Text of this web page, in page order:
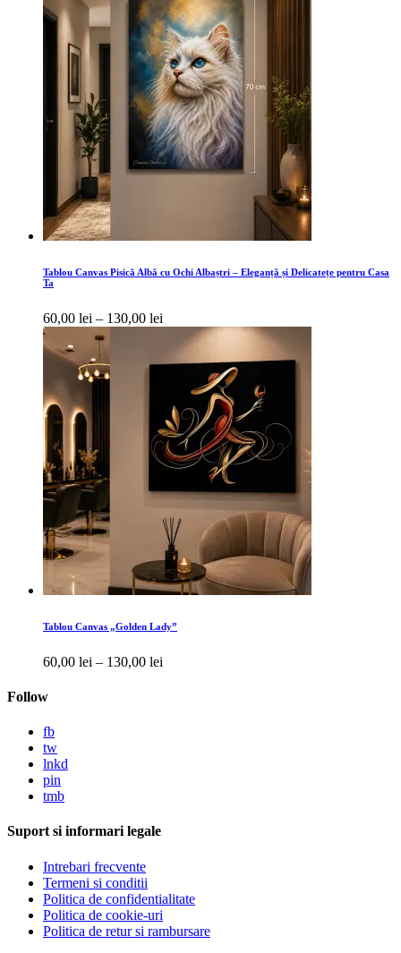
Tablou Canvas Pisică Albă cu Ochi Albaștri – Eleganță și Delicatețe pentru Casa
Ta
60,00 lei – 130,00 lei
prețuri:
60,00 lei
130,00 lei
Tablou Canvas „Golden Lady”
60,00 lei – 130,00 lei
Follow
fb
tw
lnkd
pin
tmb
Suport si informari legale
Intrebari frecvente
Termeni si conditii
Politica de confidentialitate
Politica de cookie-uri
Politica de retur si rambursare